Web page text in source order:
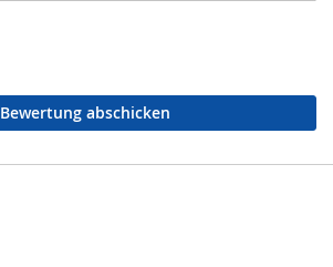
Bewertung abschicken